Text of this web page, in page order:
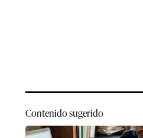
Contenido sugerido